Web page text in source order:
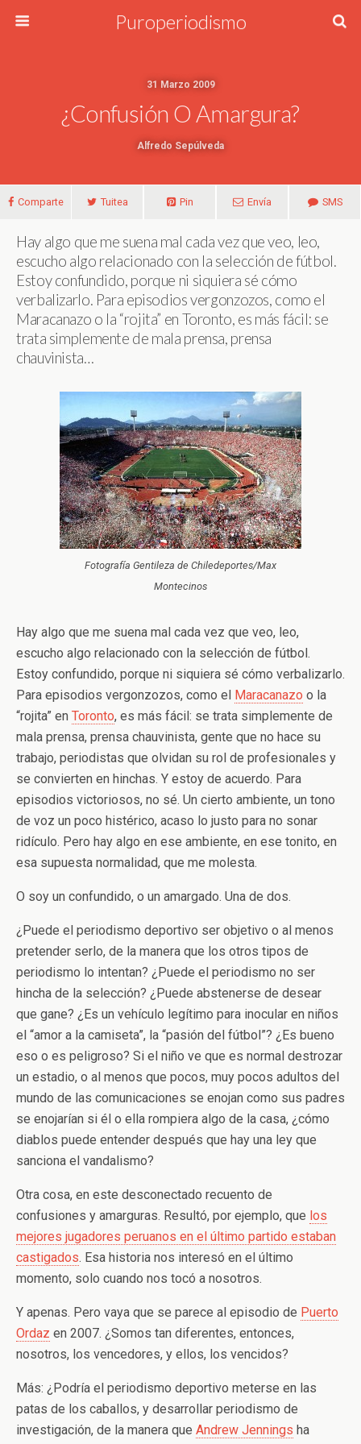
Puroperiodismo
31 Marzo 2009
¿Confusión O Amargura?
Alfredo Sepúlveda
Comparte Tuitea Pin Envía SMS
Hay algo que me suena mal cada vez que veo, leo,
escucho algo relacionado con la selección de fútbol.
Estoy confundido, porque ni siquiera sé cómo
verbalizarlo. Para episodios vergonzozos, como el
Maracanazo o la “rojita” en Toronto, es más fácil: se
trata simplemente de mala prensa, prensa
chauvinista…
Fotografía Gentileza de Chiledeportes/Max
Montecinos
Hay algo que me suena mal cada vez que veo, leo,
escucho algo relacionado con la selección de fútbol.
Estoy confundido, porque ni siquiera sé cómo verbalizarlo.
Para episodios vergonzozos, como el Maracanazo o la
“rojita” en Toronto, es más fácil: se trata simplemente de
mala prensa, prensa chauvinista, gente que no hace su
trabajo, periodistas que olvidan su rol de profesionales y
se convierten en hinchas. Y estoy de acuerdo. Para
episodios victoriosos, no sé. Un cierto ambiente, un tono
de voz un poco histérico, acaso lo justo para no sonar
ridículo. Pero hay algo en ese ambiente, en ese tonito, en
esa supuesta normalidad, que me molesta.
O soy un confundido, o un amargado. Una de dos.
¿Puede el periodismo deportivo ser objetivo o al menos
pretender serlo, de la manera que los otros tipos de
periodismo lo intentan? ¿Puede el periodismo no ser
hincha de la selección? ¿Puede abstenerse de desear
que gane? ¿Es un vehículo legítimo para inocular en niños
el “amor a la camiseta”, la “pasión del fútbol”? ¿Es bueno
eso o es peligroso? Si el niño ve que es normal destrozar
un estadio, o al menos que pocos, muy pocos adultos del
mundo de las comunicaciones se enojan como sus padres
se enojarían si él o ella rompiera algo de la casa, ¿cómo
diablos puede entender después que hay una ley que
sanciona el vandalismo?
Otra cosa, en este desconectado recuento de
confusiones y amarguras. Resultó, por ejemplo, que los
mejores jugadores peruanos en el último partido estaban
castigados. Esa historia nos interesó en el último
momento, solo cuando nos tocó a nosotros.
Y apenas. Pero vaya que se parece al episodio de Puerto
Ordaz en 2007. ¿Somos tan diferentes, entonces,
nosotros, los vencedores, y ellos, los vencidos?
Más: ¿Podría el periodismo deportivo meterse en las
patas de los caballos, y desarrollar periodismo de
investigación, de la manera que Andrew Jennings ha